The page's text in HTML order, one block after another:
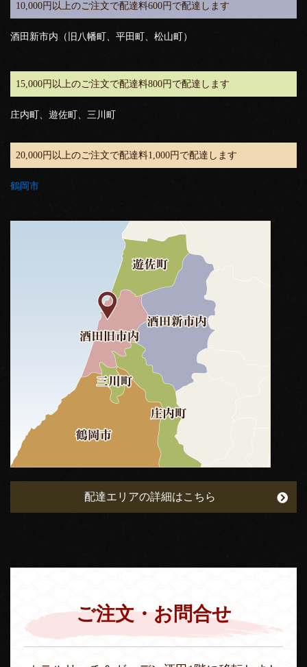
10,000円以上のご注文で配達料600円で配達します
酒田新市内（旧八幡町、平田町、松山町）
15,000円以上のご注文で配達料800円で配達します
庄内町、遊佐町、三川町
20,000円以上のご注文で配達料1,000円で配達します
鶴岡市
配達エリアの詳細はこちら
ご注文・お問合せ